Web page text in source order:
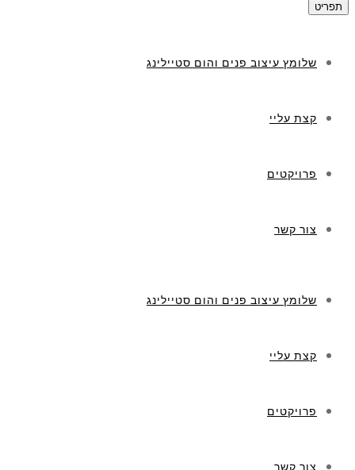
תפריט
שלומץ עיצוב פנים והום סטיילינג
קצת עליי
פרויקטים
צור קשר
שלומץ עיצוב פנים והום סטיילינג
קצת עליי
פרויקטים
צור קשר